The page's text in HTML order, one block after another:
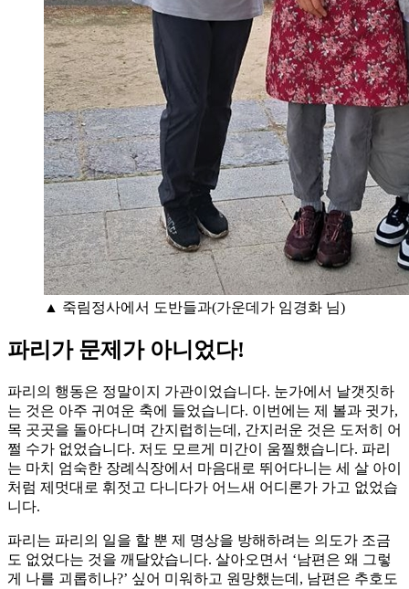
▲ 죽림정사에서 도반들과(가운데가 임경화 님)
파리가 문제가 아니었다!
파리의 행동은 정말이지 가관이었습니다. 눈가에서 날갯짓하
는 것은 아주 귀여운 축에 들었습니다. 이번에는 제 볼과 귓가,
목 곳곳을 돌아다니며 간지럽히는데, 간지러운 것은 도저히 어
쩔 수가 없었습니다. 저도 모르게 미간이 움찔했습니다. 파리
는 마치 엄숙한 장례식장에서 마음대로 뛰어다니는 세 살 아이
처럼 제멋대로 휘젓고 다니다가 어느새 어디론가 가고 없었습
니다.
파리는 파리의 일을 할 뿐 제 명상을 방해하려는 의도가 조금
도 없었다는 것을 깨달았습니다. 살아오면서 ‘남편은 왜 그렇
게 나를 괴롭히나?’ 싶어 미워하고 원망했는데, 남편은 추호도